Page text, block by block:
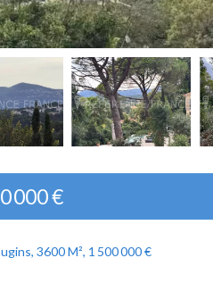
000 €
3600 M², 1 500 000 €